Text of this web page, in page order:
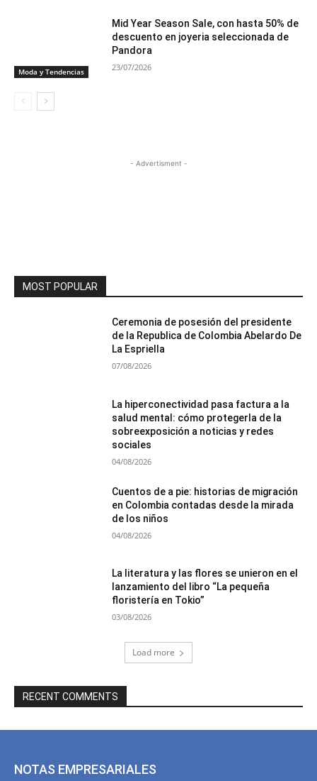
Moda y Tendencias
Mid Year Season Sale, con hasta 50% de
descuento en joyeria seleccionada de
Pandora
23/07/2026
- Advertisment -
MOST POPULAR
Ceremonia de posesión del presidente
de la Republica de Colombia Abelardo De
La Espriella
07/08/2026
La hiperconectividad pasa factura a la
salud mental: cómo protegerla de la
sobreexposición a noticias y redes
sociales
04/08/2026
Cuentos de a pie: historias de migración
en Colombia contadas desde la mirada
de los niños
04/08/2026
La literatura y las flores se unieron en el
lanzamiento del libro “La pequeña
floristería en Tokio”
03/08/2026
Load more
RECENT COMMENTS
NOTAS EMPRESARIALES